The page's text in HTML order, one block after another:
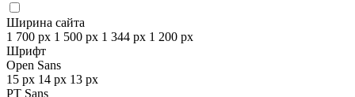
Ширина сайта
1 700 px 1 500 px 1 344 px 1 200 px
Шрифт
Open Sans
15 px 14 px 13 px
PT Sans